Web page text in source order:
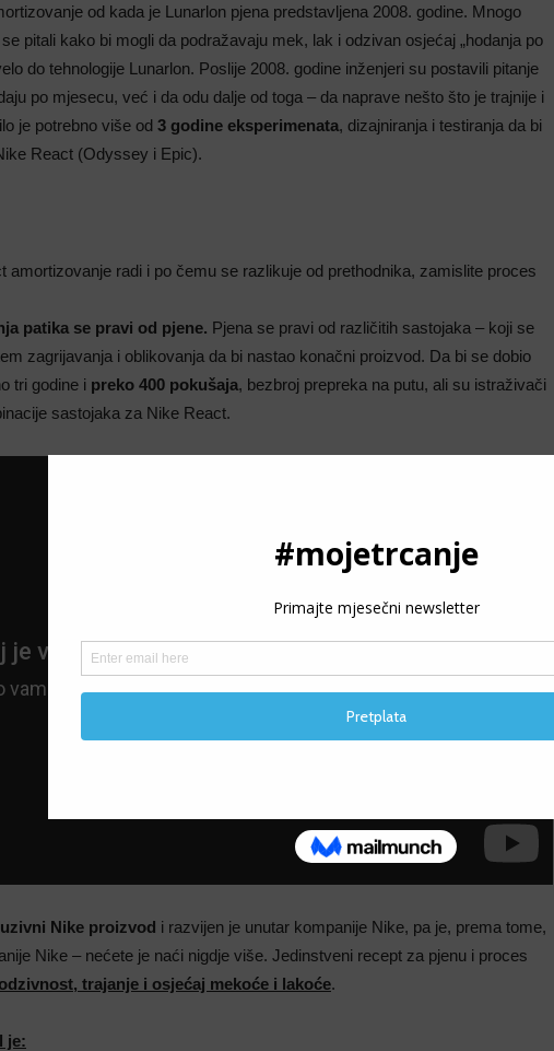
od kada je Lunarlon pjena predstavljena 2008. godine. Mnogo
pitali kako bi mogli da podražavaju mek, lak i odzivan osjećaj „hodanja po
do tehnologije Lunarlon. Poslije 2008. godine inženjeri su postavili pitanje
po mjesecu, već i da odu dalje od toga – da naprave nešto što je trajnije i
je potrebno više od 3 godine eksperimenata, dizajniranja i testiranja da bi
React (Odyssey i Epic).
amortizovanje radi i po čemu se razlikuje od prethodnika, zamislite proces
patika se pravi od pjene. Pjena se pravi od različitih sastojaka – koji se
zagrijavanja i oblikovanja da bi nastao konačni proizvod. Da bi se dobio
tri godine i preko 400 pokušaja, bezbroj prepreka na putu, ali su istraživači
sastojaka za Nike React.
Nike proizvod i razvijen je unutar kompanije Nike, pa je, prema tome,
Nike – nećete je naći nigdje više. Jedinstveni recept za pjenu i proces
trajanje i osjećaj mekoće i lakoće.
je: